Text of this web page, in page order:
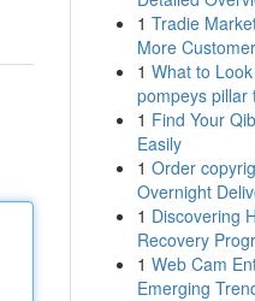
1 Tradie
More
1 What to
pompeys pillar
1 Find Your
Easily
1 Order
Overnight
1 Discovering
Recovery
1 Web Cam
Emerging